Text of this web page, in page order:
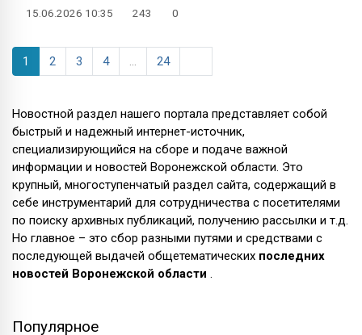
15.06.2026 10:35 243 0
1 2 3 4 ... 24
Новостной раздел нашего портала представляет собой
быстрый и надежный интернет-источник,
специализирующийся на сборе и подаче важной
информации и новостей Воронежской области. Это
крупный, многоступенчатый раздел сайта, содержащий в
себе инструментарий для сотрудничества с посетителями
по поиску архивных публикаций, получению рассылки и т.д.
Но главное – это сбор разными путями и средствами с
последующей выдачей общетематических последних
новостей Воронежской области .
Популярное